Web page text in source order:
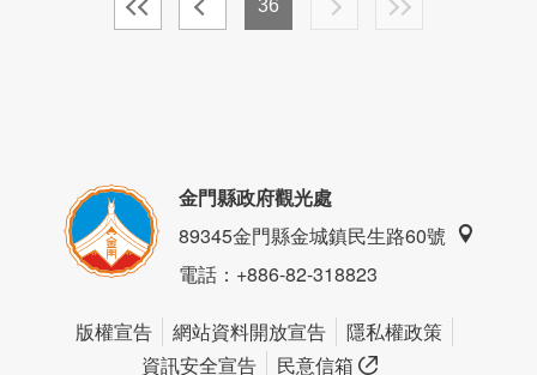
36
金門縣政府觀光處
89345金門縣金城鎮民生路60號
電話：+886-82-318823
版權宣告 網站資料開放宣告
隱私權政策
資訊安全宣告
民意信箱